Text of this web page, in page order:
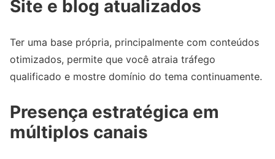
Site e blog atualizados
Ter uma base própria, principalmente com conteúdos
otimizados, permite que você atraia tráfego
qualificado e mostre domínio do tema continuamente.
Presença estratégica em
múltiplos canais